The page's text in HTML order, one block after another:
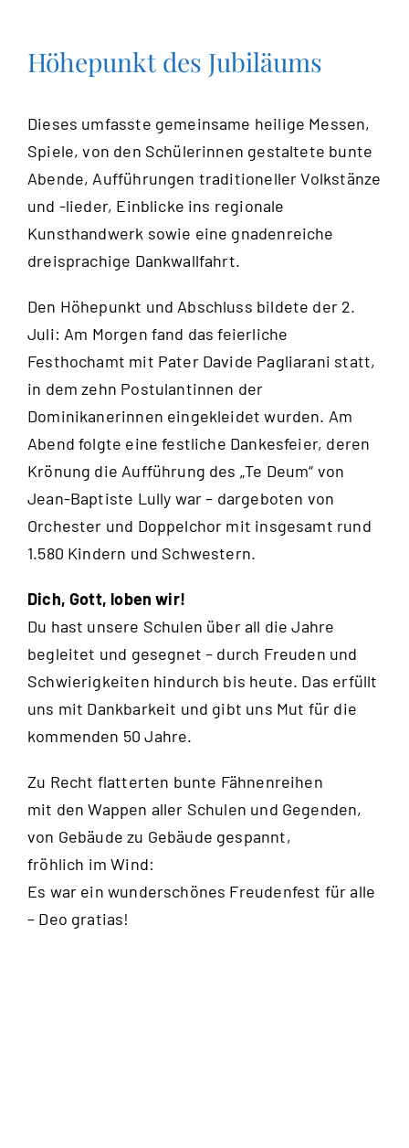
Höhepunkt des Jubiläums
Dieses umfasste gemeinsame heilige Messen,
Spiele, von den Schülerinnen gestaltete bunte
Abende, Aufführungen traditioneller Volkstänze
und -lieder, Einblicke ins regionale
Kunsthandwerk sowie eine gnadenreiche
dreisprachige Dankwallfahrt.
Den Höhepunkt und Abschluss bildete der 2.
Juli: Am Morgen fand das feierliche
Festhochamt mit Pater Davide Pagliarani statt,
in dem zehn Postulantinnen der
Dominikanerinnen eingekleidet wurden. Am
Abend folgte eine festliche Dankesfeier, deren
Krönung die Aufführung des „Te Deum“ von
Jean-Baptiste Lully war – dargeboten von
Orchester und Doppelchor mit insgesamt rund
1.580 Kindern und Schwestern.
Dich, Gott, loben wir!
Du hast unsere Schulen über all die Jahre
begleitet und gesegnet – durch Freuden und
Schwierigkeiten hindurch bis heute. Das erfüllt
uns mit Dankbarkeit und gibt uns Mut für die
kommenden 50 Jahre.
Zu Recht flatterten bunte Fähnenreihen
mit den Wappen aller Schulen und Gegenden,
von Gebäude zu Gebäude gespannt,
fröhlich im Wind:
Es war ein wunderschönes Freudenfest für alle
– Deo gratias!